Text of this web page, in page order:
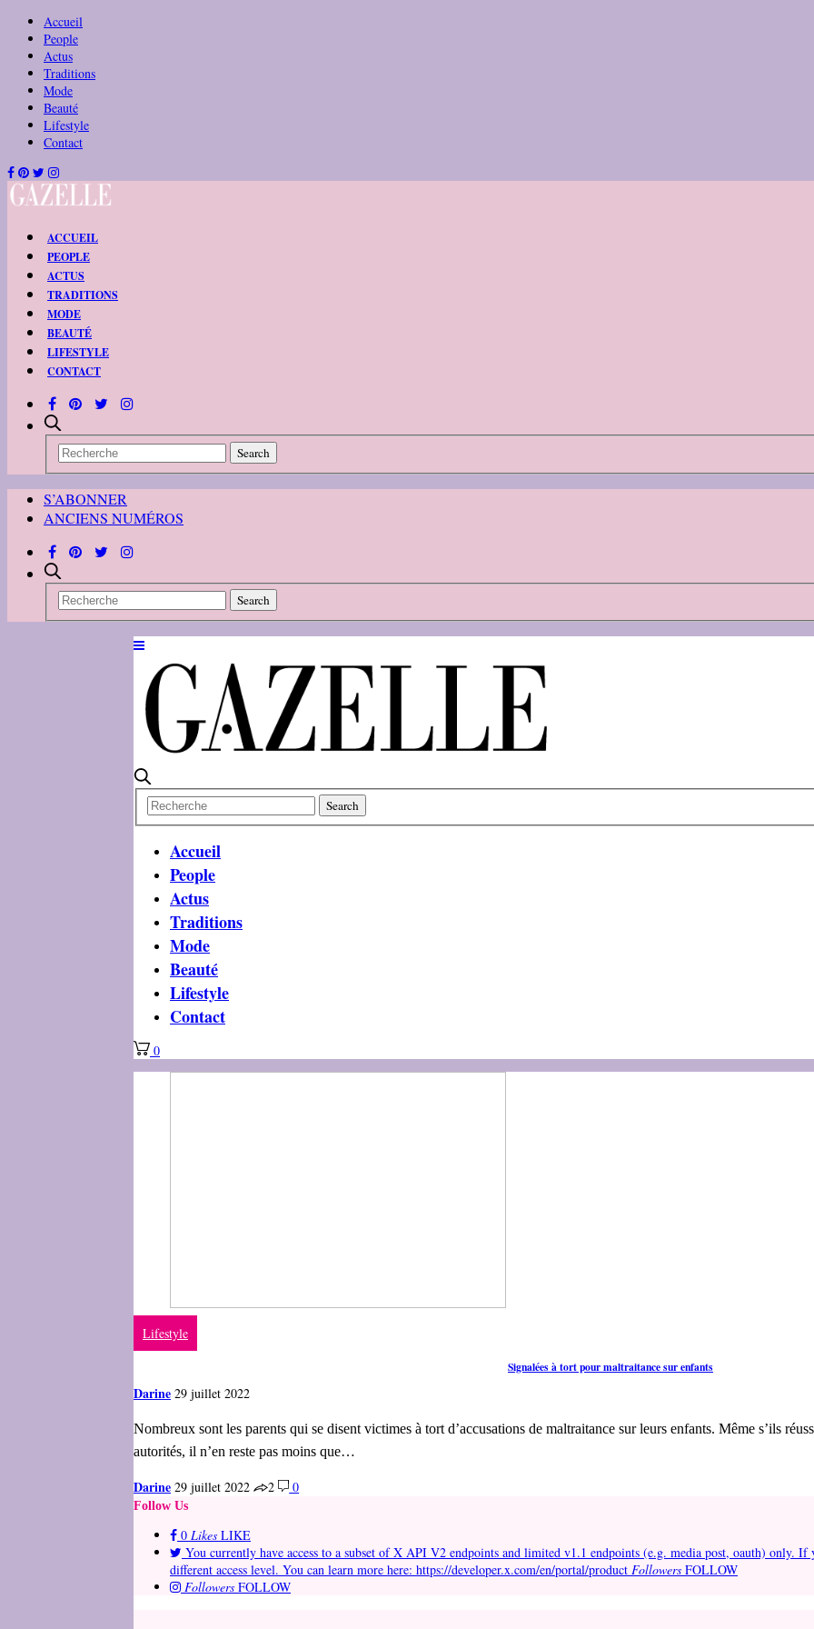
Accueil
People
Actus
Traditions
Mode
Beauté
Lifestyle
Contact
ACCUEIL
PEOPLE
ACTUS
TRADITIONS
MODE
BEAUTÉ
LIFESTYLE
CONTACT
S’ABONNER
ANCIENS NUMÉROS
Accueil
People
Actus
Traditions
Mode
Beauté
Lifestyle
Contact
0
Lifestyle
Signalées à tort pour maltraitance sur enfants
Darine 29 juillet 2022
Nombreux sont les parents qui se disent victimes à tort d’accusations de maltraitance sur leurs enfants. Même s’ils
autorités, il n’en reste pas moins que…
Darine 29 juillet 2022 2 0
Follow Us
0 Likes LIKE
You currently have access to a subset of X API V2 endpoints and limited v1.1 endpoints (e.g. media post, oauth) only. If
different access level. You can learn more here: https://developer.x.com/en/portal/product Followers FOLLOW
Followers FOLLOW